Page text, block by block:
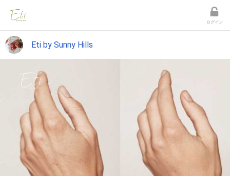
ログイン
Eti by Sunny Hills